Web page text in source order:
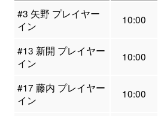
#3 矢野 プレイヤー
イン
10:00
#13 新開 プレイヤー
イン
10:00
#17 藤内 プレイヤー
イン
10:00